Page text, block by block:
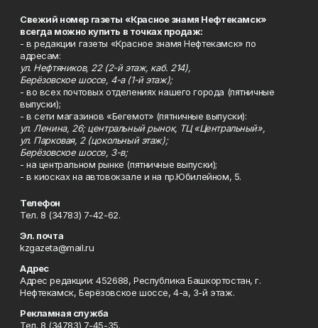
Свежий номер газеты «Красное знамя Нефтекамск»
всегда можно купить в точках продаж:
- в редакции газеты «Красное знамя Нефтекамск» по
адресам:
ул. Нефтяников, 22 (2-й этаж, каб. 214),
Берёзовское шоссе, 4-а (1-й этаж);
- во всех почтовых отделениях нашего города (пятничные
выпуски);
- в сети магазинов «Бегемот» (пятничные выпуски):
ул. Ленина, 26; центральный рынок, ТЦ «Центральный»,
ул. Парковая, 2 (цокольный этаж);
Берёзовское шоссе, 3-в;
- на центральном рынке (пятничные выпуски);
- в киосках на автовокзале и на пр.Юбилейном, 5.
Телефон
Тел. 8 (34783) 7-42-62.
Эл. почта
kzgazeta@mail.ru
Адрес
Адрес редакции: 452688, Республика Башкортостан, г.
Нефтекамск, Берёзовское шоссе, 4-а, 3-й этаж.
Рекламная служба
Тел. 8 (34783) 7-45-35.